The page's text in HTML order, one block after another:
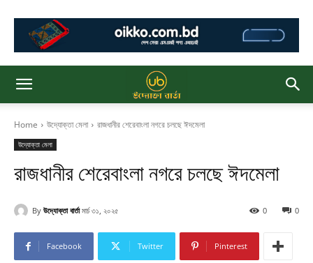
Home উদ্যোক্তা মেলা রাজধানীর শেরেবাংলা নগরে চলছে ঈদমেলা
উদ্যোক্তা মেলা
রাজধানীর শেরেবাংলা নগরে চলছে ঈদমেলা
By উদ্যোক্তা বার্তা মার্চ ৩১, ২০২৫ 0
0
Facebook Twitter Pinterest